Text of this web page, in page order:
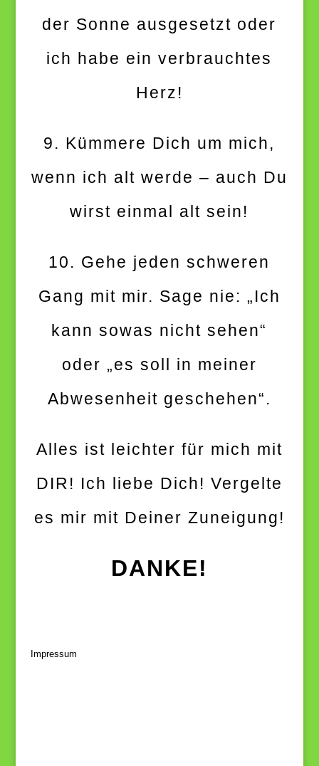
der Sonne ausgesetzt oder
ich habe ein verbrauchtes
Herz!
9. Kümmere Dich um mich,
wenn ich alt werde – auch Du
wirst einmal alt sein!
10. Gehe jeden schweren
Gang mit mir. Sage nie: „Ich
kann sowas nicht sehen“
oder „es soll in meiner
Abwesenheit geschehen“.
Alles ist leichter für mich mit
DIR! Ich liebe Dich! Vergelte
es mir mit Deiner Zuneigung!
DANKE!
Impressum